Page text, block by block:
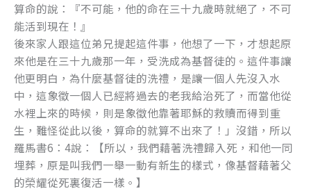
算命的說：『不可能，他的命在三十九歲時就絕了，不可
能活到現在！』
後來家人跟這位弟兄提起這件事，他想了一下，才想起原
來他是在三十九歲那一年，受洗成為基督徒的。這件事讓
他更明白，為什麼基督徒的洗禮，是讓一個人先沒入水
中，這象徵一個人已經將過去的老我給治死了，而當他從
水裡上來的時候，則是象徵他靠著耶穌的救贖而得到重
生，難怪從此以後，算命的就算不出來了！」沒錯，所以
羅馬書6：4說：【所以，我們藉著洗禮歸入死，和他一同
埋葬，原是叫我們一舉一動有新生的樣式，像基督藉著父
的榮耀從死裏復活一樣。】